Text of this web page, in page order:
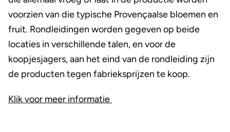
voorzien van die typische Provençaalse bloemen en
fruit. Rondleidingen worden gegeven op beide
locaties in verschillende talen, en voor de
koopjesjagers, aan het eind van de rondleiding zijn
de producten tegen fabrieksprijzen te koop.
Klik voor meer informatie